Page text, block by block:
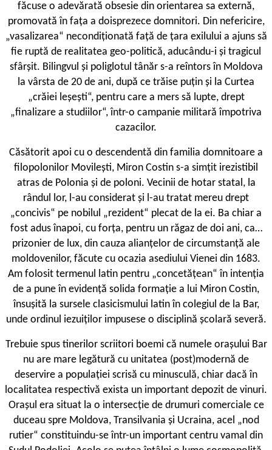
făcuse o adevărată obsesie din orientarea sa externă,
promovată în fața a doisprezece domnitori. Din nefericire,
„vasalizarea“ necondiționată față de țara exilului a ajuns să
fie ruptă de realitatea geo-politică, aducându-i și tragicul
sfârșit. Bilingvul și poliglotul tânăr s-a reîntors în Moldova
la vârsta de 20 de ani, după ce trăise puțin și la Curtea
„crăiei leșești“, pentru care a mers să lupte, drept
„finalizare a studiilor“, într-o campanie militară împotriva
cazacilor.
Căsătorit apoi cu o descendentă din familia domnitoare a
filopolonilor Movilești, Miron Costin s-a simțit irezistibil
atras de Polonia și de poloni. Vecinii de hotar statal, la
rândul lor, l-au considerat și l-au tratat mereu drept
„concivis“ pe nobilul „rezident“ plecat de la ei. Ba chiar a
fost adus înapoi, cu forța, pentru un răgaz de doi ani, ca…
prizonier de lux, din cauza alianțelor de circumstanță ale
moldovenilor, făcute cu ocazia asediului Vienei din 1683.
Am folosit termenul latin pentru „concetățean“ în intenția
de a pune în evidență solida formație a lui Miron Costin,
însușită la sursele clasicismului latin în colegiul de la Bar,
unde ordinul iezuiților impusese o disciplină școlară severă.
Trebuie spus tinerilor scriitori boemi că numele orașului Bar
nu are mare legătură cu unitatea (post)modernă de
deservire a populației scrisă cu minusculă, chiar dacă în
localitatea respectivă exista un important depozit de vinuri.
Orașul era situat la o intersecție de drumuri comerciale ce
duceau spre Moldova, Transilvania și Ucraina, acel „nod
rutier“ constituindu-se într-un important centru vamal din